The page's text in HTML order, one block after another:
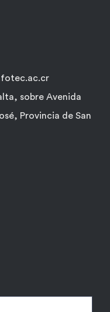
sobre Avenida
Provincia de San